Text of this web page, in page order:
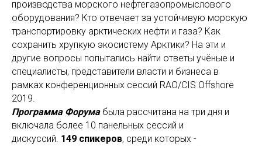
производства морского нефтегазопромыслового
оборудования? Кто отвечает за устойчивую морскую
транспортировку арктических нефти и газа? Как
сохранить хрупкую экосистему Арктики? На эти и
другие вопросы попытались найти ответы учёные и
специалисты, представители власти и бизнеса в
рамках конференционных сессий RAO/CIS Offshore
2019.
Программа Форумабыла рассчитана на три дня и
включала более 10 панельных сессий и
дискуссий. 149 спикеров, среди которых -